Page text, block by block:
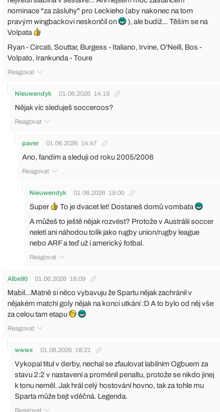
nominace "za zásluhy" pro Leckieho (aby nakonec na tom
pravým wingbackovi neskončil on
), ale budiž... Těším se na
Volpata
Ryan - Circati, Souttar, Burgess - Italiano, Irvine, O'Neill, Bos -
Volpato, Irankunda - Toure
Reagovat
Nieuwendyk 01.06.2026 14:19
Nějak víc sleduješ socceroos?
Reagovat
paver 01.06.2026 14:47
Ano, fandím a sleduji od roku 2005/2006
Reagovat
Nieuwendyk 01.06.2026 19:00
Super
To je dvacet let! Dostaneš domů vombata
A můžeš to ještě nějak rozvést? Protože v Austrálii soccer
neletí ani náhodou tolik jako rugby union/rugby league
nebo ARF a teď už i americký fotbal.
Reagovat
Albe90 01.06.2026 16:09
Mabil...Matně si něco vybavuju že Spartu nějak zachránil v
nějakém matchi goly nějak na konci utkání :D A to bylo od něj vše
za celou tam etapu
Reagovat
wwwx 01.06.2026 18:21
Vykopal titul v derby, nechal se zfaulovat labilním Ogbuem za
stavu 2:2 v nastavení a proměnil penaltu, protože se nikdo jinej
k tonu neměl. Jak hrál celý hostování hovno, tak za tohle mu
Sparta může bejt vděčná. Legenda.
Reagovat